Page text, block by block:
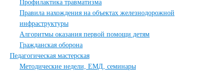
Профилактика травматизма
Правила нахождения на объектах железнодорожной
инфраструктуры
Алгоритмы оказания первой помощи детям
Гражданская оборона
Педагогическая мастерская
Методические недели, ЕМД, семинары